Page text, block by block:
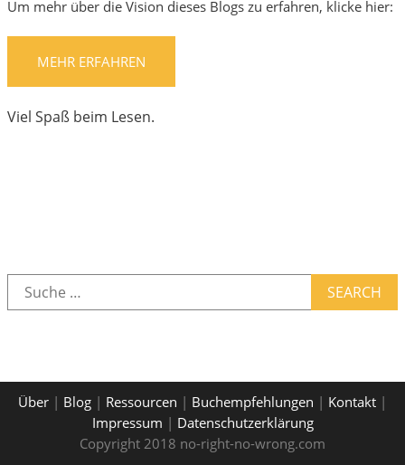
Um mehr über die Vision dieses Blogs zu erfahren, klicke hier:
MEHR ERFAHREN
Viel Spaß beim Lesen.
SEARCH
Über | Blog | Ressourcen | Buchempfehlungen | Kontakt |
Impressum | Datenschutzerklärung
Copyright 2018 no-right-no-wrong.com